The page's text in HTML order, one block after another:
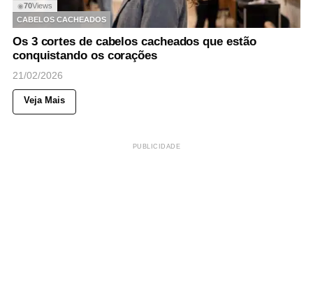
◉70Views
CABELOS CACHEADOS
Os 3 cortes de cabelos cacheados que estão
conquistando os corações
21/02/2026
Veja Mais
PUBLICIDADE